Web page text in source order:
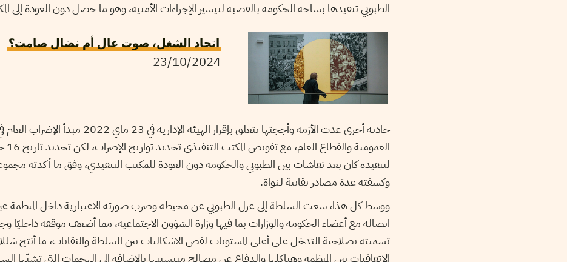
الطبوبي تنفيذها بساحة الحكومة بالقصبة لتيسير الإجراءات الأمنية، وهو ما حصل دون العودة إلى
اتحاد الشغل، صوت عال أم نضال صامت؟
23/10/2024
حادثة أخرى غذت الأزمة وأججتها تتعلق بإقرار الهيئة الإدارية في 23
لتنفيذه كان بعد نقاشات بين الطبوبي والحكومة دون العودة للمكتب التنفيذي، وفق ما أكدته
وكشفته عدة مصادر نقابية لـنواة.
ووسط كل هذا، سعت السلطة إلى عزل الطبوبي عن محيطه وضرب صورته الاعتبارية داخل المنظمة
اتصاله مع أعضاء الحكومة والوزارات بما فيها وزارة الشؤون الاجتماعية، مما أضعف موقفه داخليّا
تسميته بصلاحية التدخل على أعلى المستويات لفض الاشكاليات بين السلطة والنقابات، ما أنتج
الإتفاقيات بين المنظمة وهياكلها والدفاع عن مصالح منتسبيها بالإضافة إلى الهجمات التي تشنّها